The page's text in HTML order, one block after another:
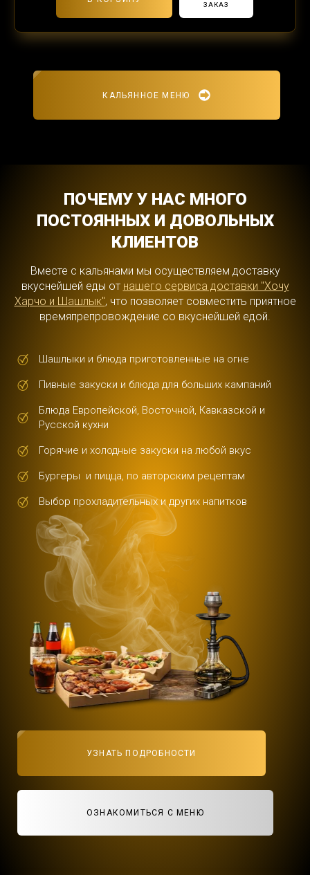
ЗАКАЗ
КАЛЬЯННОЕ МЕНЮ
ПОЧЕМУ У НАС МНОГО
ПОСТОЯННЫХ И ДОВОЛЬНЫХ
КЛИЕНТОВ
Вместе с кальянами мы осуществляем доставку
вкуснейшей еды от нашего сервиса доставки "Хочу
Харчо и Шашлык", что позволяет совместить приятное
времяпрепровождение со вкуснейшей едой.
Шашлыки и блюда приготовленные на огне
Пивные закуски и блюда для больших кампаний
Блюда Европейской, Восточной, Кавказской и
Русской кухни
Горячие и холодные закуски на любой вкус
Бургеры и пицца, по авторским рецептам
Выбор прохладительных и других напитков
УЗНАТЬ ПОДРОБНОСТИ
ОЗНАКОМИТЬСЯ С МЕНЮ